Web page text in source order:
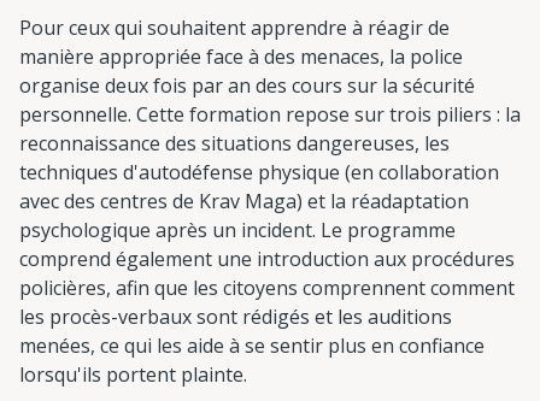
Pour ceux qui souhaitent apprendre à réagir de
manière appropriée face à des menaces, la police
organise deux fois par an des cours sur la sécurité
personnelle. Cette formation repose sur trois piliers : la
reconnaissance des situations dangereuses, les
techniques d'autodéfense physique (en collaboration
avec des centres de Krav Maga) et la réadaptation
psychologique après un incident. Le programme
comprend également une introduction aux procédures
policières, afin que les citoyens comprennent comment
les procès-verbaux sont rédigés et les auditions
menées, ce qui les aide à se sentir plus en confiance
lorsqu'ils portent plainte.